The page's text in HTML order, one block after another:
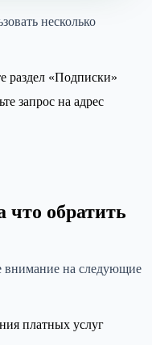
несколько
раздел «Подписки»
запрос на адрес
обратить
внимание на следующие
платных услуг